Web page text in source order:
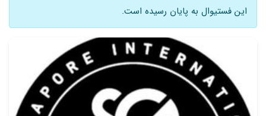
این فستیوال به پایان رسیده است.